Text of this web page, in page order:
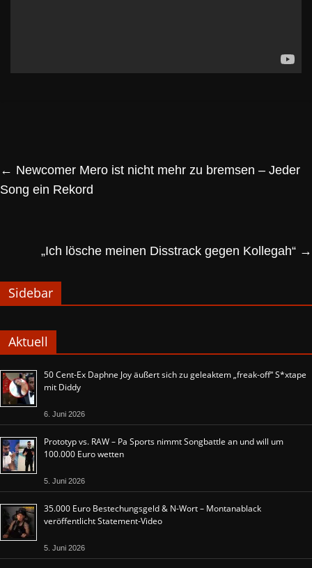
← Newcomer Mero ist nicht mehr zu bremsen – Jeder
Song ein Rekord
„Ich lösche meinen Disstrack gegen Kollegah“ →
Sidebar
Aktuell
50 Cent-Ex Daphne Joy äußert sich zu geleaktem „freak-off“ S*xtape
mit Diddy
6. Juni 2026
Prototyp vs. RAW – Pa Sports nimmt Songbattle an und will um
100.000 Euro wetten
5. Juni 2026
35.000 Euro Bestechungsgeld & N-Wort – Montanablack
veröffentlicht Statement-Video
5. Juni 2026